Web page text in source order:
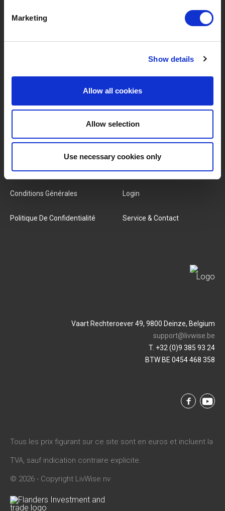
Marketing
Show details
Allow all cookies
Allow selection
Use necessary cookies only
Catégories
Nouveaux Produits
À PROPOS DE LIVWISE
À Propos De Nous
Notre Équipe
Offres D'emploi
Conditions Générales
Politique De Confidentialité
Login
Service & Contact
Vaart Rechteroever 49, 9800 Deinze, Belgium
support@livwise.be
T. +32 (0)9 385 93 24
BTW BE 0454 468 358
Tous les prix figurant sur ce site sont en euros et incluent la
TVA, sauf indication contraire explicite.
© 2026 - Copyright LivWise nv